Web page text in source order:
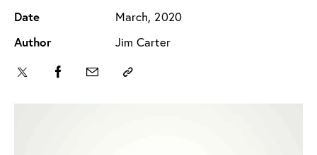
Date
March, 2020
Author
Jim Carter